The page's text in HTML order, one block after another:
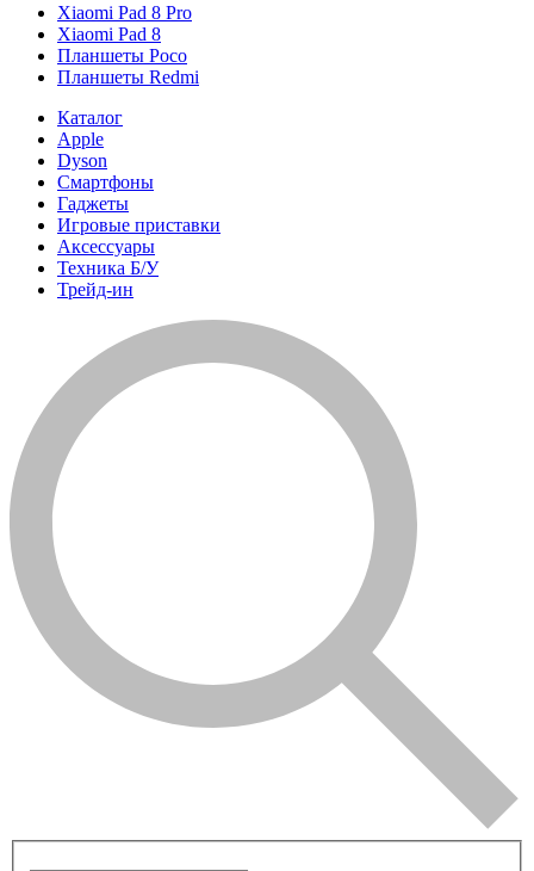
Xiaomi Pad 8 Pro
Xiaomi Pad 8
Планшеты Poco
Планшеты Redmi
Каталог
Apple
Dyson
Смартфоны
Гаджеты
Игровые приставки
Аксессуары
Техника Б/У
Трейд-ин